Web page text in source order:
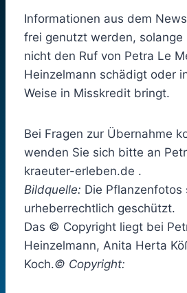
Informationen aus dem
frei genutzt werden, solange
nicht den Ruf von Petra Le
Heinzelmann schädigt oder
Weise in Misskredit bringt.
Bei Fragen zur Übernahme
wenden Sie sich bitte an
kraeuter-erleben.de .
Bildquelle: Die Pflanzenfotos
urheberrechtlich geschützt.
Das © Copyright liegt bei
Heinzelmann, Anita Herta
Koch.© Copyright: